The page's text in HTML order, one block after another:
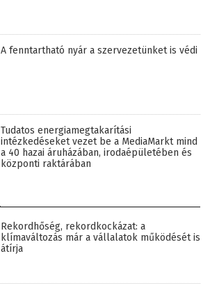
A fenntartható nyár a szervezetünket is védi
Tudatos energiamegtakarítási
intézkedéseket vezet be a MediaMarkt mind
a 40 hazai áruházában, irodaépületében és
központi raktárában
Rekordhőség, rekordkockázat: a
klímaváltozás már a vállalatok működését is
átírja